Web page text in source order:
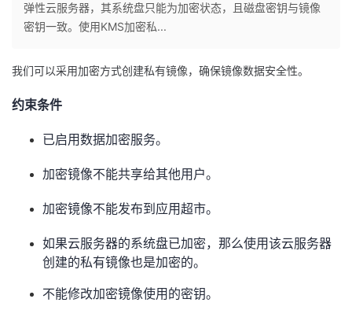
主
页
的
开
发
者
我
客
论
的
我
弹性云服务器，其系统盘只能为加密状态，且磁盘密钥与镜像
密钥一致。使用KMS加密私...
我们 可以采用加密方式创建私有镜像，确保镜像数据安全性。
约束条件
已启用数据加密服务。
加密镜像不能共享给其他用户。
加密镜像不能发布到应用超市。
如果云服务器的系统盘已加密，那么使用该云服务器
创建的私有镜像也是加密的。
不能修改加密镜像使用的密钥。